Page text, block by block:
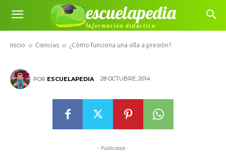
escuelapedia
Información didáctica
Inicio Ciencias ¿Cómo funciona una olla a presión?
¿Cómo funciona una olla a
presión?
POR ESCUELAPEDIA 28 OCTUBRE, 2014
- Publicidad -